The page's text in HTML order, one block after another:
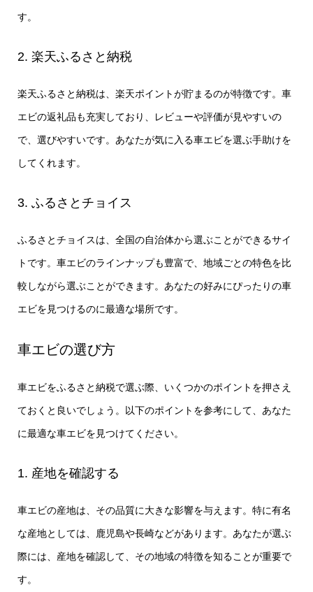
す。
2. 楽天ふるさと納税
楽天ふるさと納税は、楽天ポイントが貯まるのが特徴です。車
エビの返礼品も充実しており、レビューや評価が見やすいの
で、選びやすいです。あなたが気に入る車エビを選ぶ手助けを
してくれます。
3. ふるさとチョイス
ふるさとチョイスは、全国の自治体から選ぶことができるサイ
トです。車エビのラインナップも豊富で、地域ごとの特色を比
較しながら選ぶことができます。あなたの好みにぴったりの車
エビを見つけるのに最適な場所です。
車エビの選び方
車エビをふるさと納税で選ぶ際、いくつかのポイントを押さえ
ておくと良いでしょう。以下のポイントを参考にして、あなた
に最適な車エビを見つけてください。
1. 産地を確認する
車エビの産地は、その品質に大きな影響を与えます。特に有名
な産地としては、鹿児島や長崎などがあります。あなたが選ぶ
際には、産地を確認して、その地域の特徴を知ることが重要で
す。